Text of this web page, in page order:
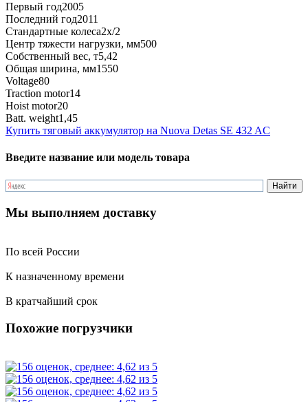
Первый год2005
Последний год2011
Стандартные колеса2x/2
Центр тяжести нагрузки, мм500
Собственный вес, т5,42
Общая ширина, мм1550
Voltage80
Traction motor14
Hoist motor20
Batt. weight1,45
Купить тяговый аккумулятор на Nuova Detas SE 432 AC
Введите название или модель товара
Мы выполняем доставку
По всей России
К назначенному времени
В кратчайший срок
Похожие погрузчики